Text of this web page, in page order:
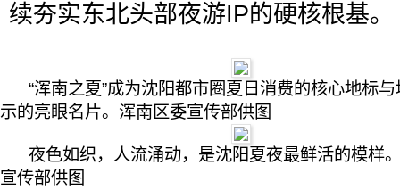
续夯实东北头部夜游IP的硬核根基。
“浑南之夏”成为沈阳都市圈夏日消费的核心地标
示的亮眼名片。浑南区委宣传部供图
夜色如织，人流涌动，是沈阳夏夜最鲜活的模样
宣传部供图